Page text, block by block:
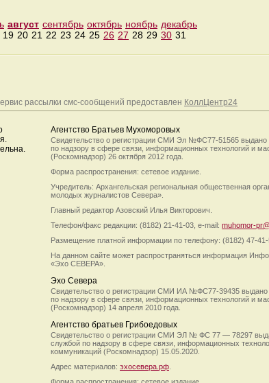
август сентябрь октябрь ноябрь декабрь
19 20 21 22 23 24 25 26 27 28 29 30 31
рассылки смс-сообщений предоставлен КоллЦентр24
Агентство Братьев Мухоморовых
Свидетельство о регистрации СМИ Эл №ФС77-51565 выдано
по надзору в сфере связи, информационных технологий и
(Роскомнадзор) 26 октября 2012 года.
Форма распространения: сетевое издание.
Учредитель: Архангельская региональная общественная
молодых журналистов Севера».
Главный редактор Азовский Илья Викторович.
Телефон/факс редакции: (8182) 21-41-03, e-mail: muhomor-
Размещение платной информации по телефону: (8182) 47-41-
На данном сайте может распространяться информация
«Эхо СЕВЕРА».
Эхо Севера
Свидетельство о регистрации СМИ ИА №ФС77-39435 выдано
по надзору в сфере связи, информационных технологий и
(Роскомнадзор) 14 апреля 2010 года.
Агентство братьев Грибоедовых
Свидетельство о регистрации СМИ ЭЛ № ФС 77 — 78297
службой по надзору в сфере связи, информационных
коммуникаций (Роскомнадзор) 15.05.2020.
Адрес материалов: эхосевера.рф